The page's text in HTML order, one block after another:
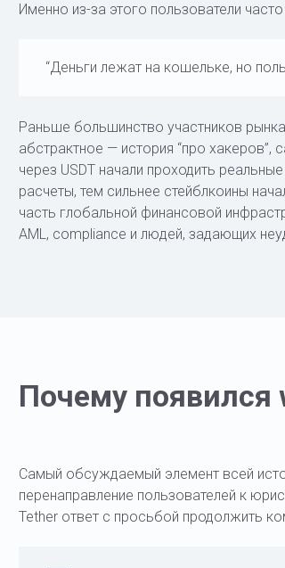
Именно из-за этого пользователи
“Деньги лежат на кошельке, но
Раньше большинство участников
абстрактное — история “про
через USDT начали проходить
расчеты, тем сильнее стейблкоины
часть глобальной финансовой
AML, compliance и людей, задающих
Почему появился
Самый обсуждаемый элемент всей
перенаправление пользователей к
Tether ответ с просьбой продолжить